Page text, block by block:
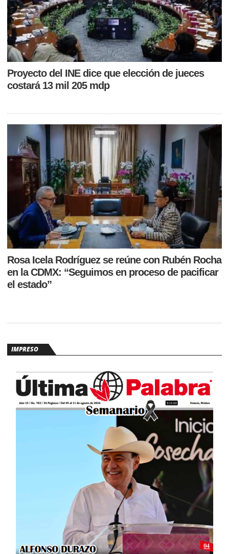
Proyecto del INE dice que elección de jueces
costará 13 mil 205 mdp
Rosa Icela Rodríguez se reúne con Rubén Rocha
en la CDMX: “Seguimos en proceso de pacificar
el estado”
IMPRESO